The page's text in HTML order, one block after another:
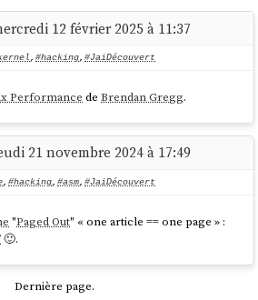
12 février 2025 à 11:37
, #hacking, #JaiDécouvert
PerformancedeBrendan Gregg.
21 novembre 2024 à 17:49
, #hacking, #asm, #JaiDécouvert
"Paged Out" « one article == one page » :
🙂.
Dernière page.